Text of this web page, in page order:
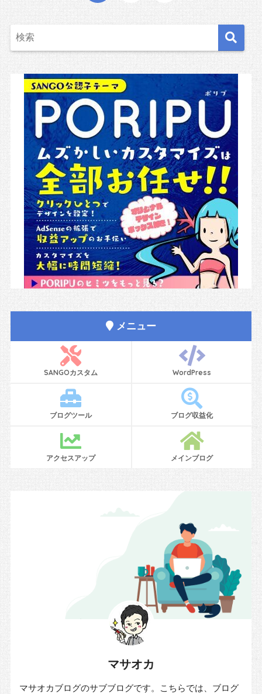
メニュー
SANGOカスタム WordPress
ブログツール ブログ収益化
アクセスアップ メインブログ
マサオカ
マサオカブログのサブブログです。こちらでは、ブログ